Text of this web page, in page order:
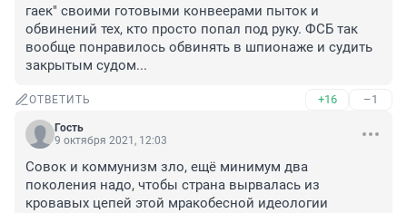
гаек" своими готовыми конвеерами пыток и
обвинений тех, кто просто попал под руку. ФСБ так
вообще понравилось обвинять в шпионаже и судить
закрытым судом...
ОТВЕТИТЬ +16 –1
Гость
9 октября 2021, 12:03
Совок и коммунизм зло, ещё минимум два
поколения надо, чтобы страна вырвалась из
кровавых цепей этой мракобесной идеологии